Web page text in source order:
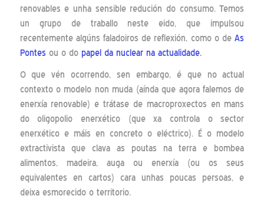
renovables e unha sensible redución do consumo. Temos
un grupo de traballo neste eido, que impulsou
recentemente algúns faladoiros de reflexión, como o deAs
Pontesou o dopapel da nuclear na actualidade.
O que vén ocorrendo, sen embargo, é que no actual
contexto o modelo non muda (aínda que agora falemos de
enerxía renovable) e trátase de macroproxectos en mans
do oligopolio enerxético (que xa controla o sector
enerxético e máis en concreto o eléctrico). É o modelo
extractivista que clava as poutas na terra e bombea
alimentos, madeira, auga ou enerxía (ou os seus
equivalentes en cartos) cara unhas poucas persoas, e
deixa esmorecido o territorio.